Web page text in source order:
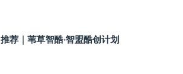
推荐｜苇草智酷·智盟酷创计划